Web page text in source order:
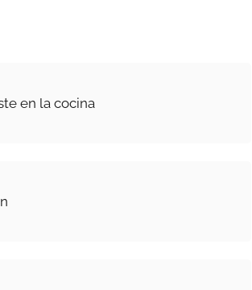
en la cocina